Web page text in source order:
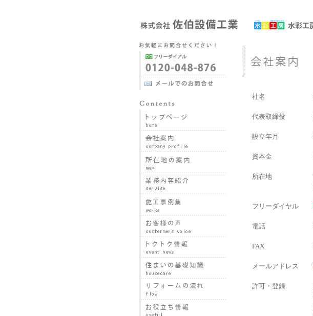
社名
代表取締役
設立年月
資本金
所在地
フリーダイヤル
電話
FAX
メールアドレス
許可・登録